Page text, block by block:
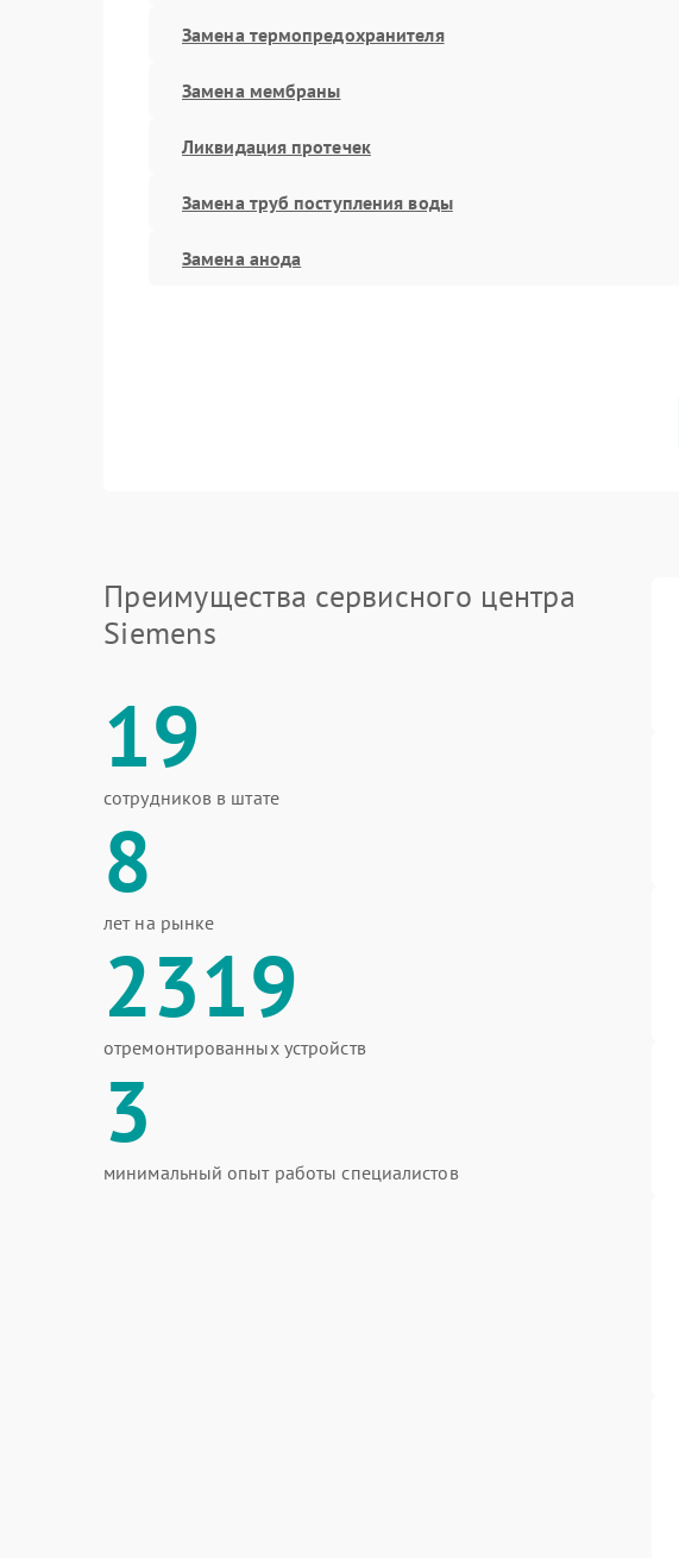
Замена термопредохранителя
Замена мембраны
Ликвидация протечек
Замена труб поступления воды
Замена анода
Преимущества сервисного центра
Siemens
19
сотрудников в штате
8
лет на рынке
2319
отремонтированных устройств
3
минимальный опыт работы специалистов